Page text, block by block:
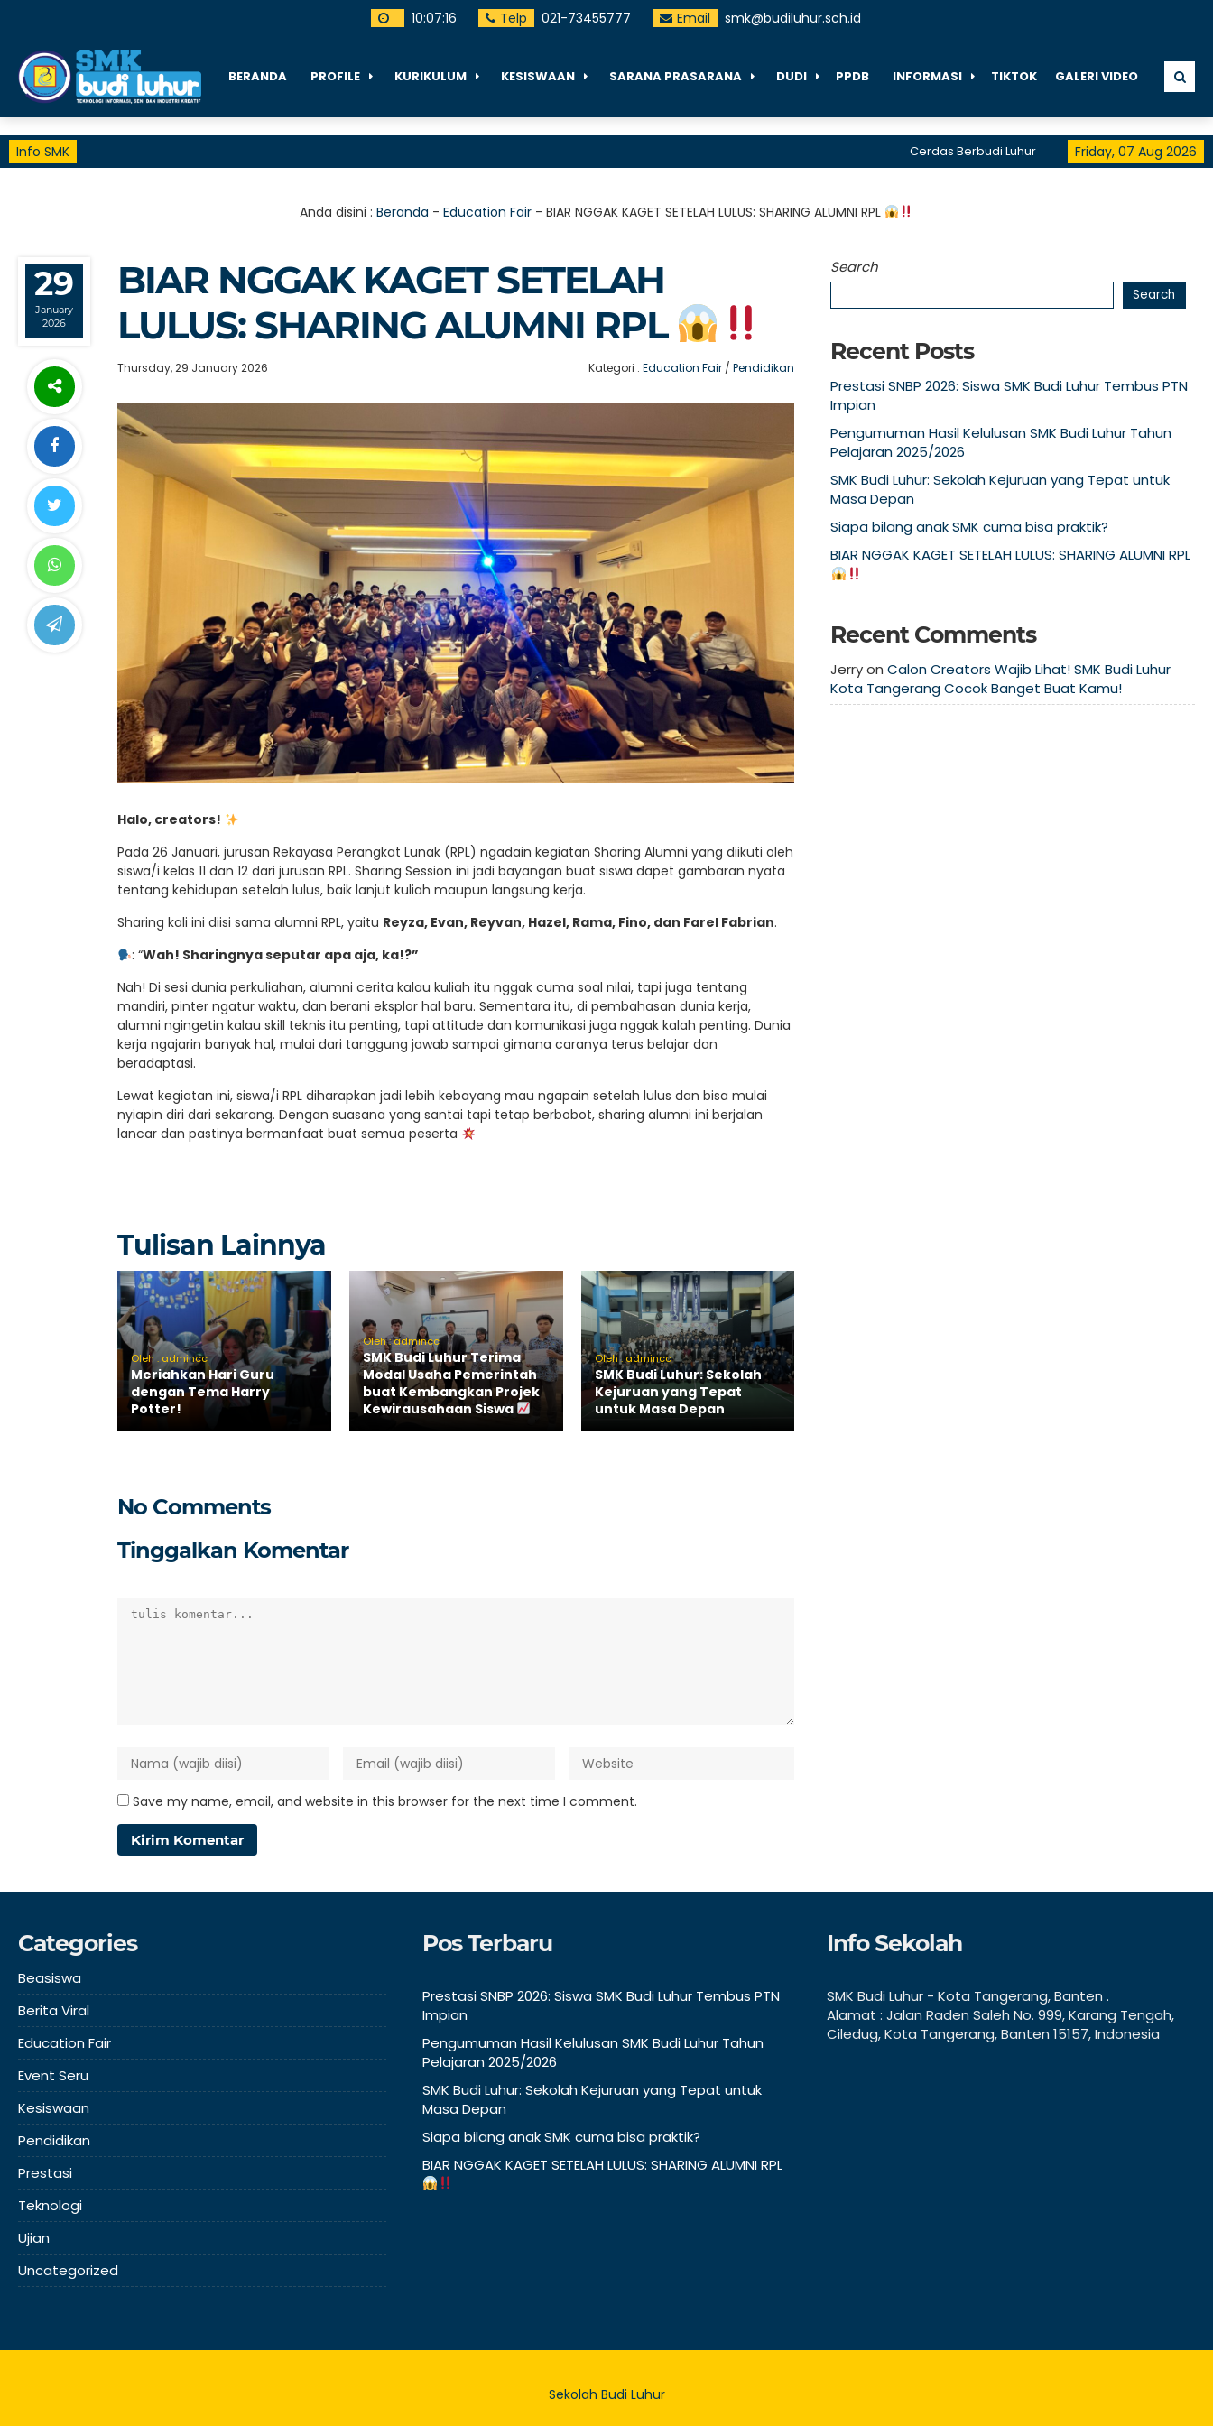
10:07:17 Telp 021-73455777 Email smk@budiluhur.sch.id
BERANDA PROFILE KURIKULUM KESISWAAN SARANA PRASARANA DUDI PPDB INFORMASI TIKTOK GALERI VIDEO
Info SMK Friday, 07 Aug 2026
Cerdas Berbudi Luhur
" BE THE FIRST, BE THE
telah menerima akreditasi A hingga 2028
Anda disini :Beranda -Education Fair -BIAR NGGAK KAGET SETELAH LULUS: SHARING ALUMNI RPL
29
January
2026
BIAR NGGAK KAGET SETELAH
LULUS: SHARING ALUMNI RPL
Thursday, 29 January 2026 Kategori :Education Fair /Pendidikan
Halo, creators!
Pada 26 Januari, jurusan Rekayasa Perangkat Lunak (RPL) ngadain kegiatan Sharing Alumni yang diikuti oleh
siswa/i kelas 11 dan 12 dari jurusan RPL. Sharing Session ini jadi bayangan buat siswa dapet gambaran nyata
tentang kehidupan setelah lulus, baik lanjut kuliah maupun langsung kerja.
Sharing kali ini diisi sama alumni RPL, yaitu Reyza, Evan, Reyvan, Hazel, Rama, Fino, dan Farel Fabrian.
: “Wah! Sharingnya seputar apa aja, ka!?”
Nah! Di sesi dunia perkuliahan, alumni cerita kalau kuliah itu nggak cuma soal nilai, tapi juga tentang
mandiri, pinter ngatur waktu, dan berani eksplor hal baru. Sementara itu, di pembahasan dunia kerja,
alumni ngingetin kalau skill teknis itu penting, tapi attitude dan komunikasi juga nggak kalah penting. Dunia
kerja ngajarin banyak hal, mulai dari tanggung jawab sampai gimana caranya terus belajar dan
beradaptasi.
Lewat kegiatan ini, siswa/i RPL diharapkan jadi lebih kebayang mau ngapain setelah lulus dan bisa mulai
nyiapin diri dari sekarang. Dengan suasana yang santai tapi tetap berbobot, sharing alumni ini berjalan
lancar dan pastinya bermanfaat buat semua peserta
Tulisan Lainnya
Oleh : admincc
Meriahkan Hari Guru
dengan Tema Harry
Potter!
Oleh : admincc
SMK Budi Luhur Terima
Modal Usaha Pemerintah
buat Kembangkan Projek
Kewirausahaan Siswa
Oleh : admincc
SMK Budi Luhur: Sekolah
Kejuruan yang Tepat
untuk Masa Depan
No Comments
Tinggalkan Komentar
Save my name, email, and website in this browser for the next time I comment.
Search
Search
Recent Posts
Prestasi SNBP 2026: Siswa SMK Budi Luhur Tembus PTN
Impian
Pengumuman Hasil Kelulusan SMK Budi Luhur Tahun
Pelajaran 2025/2026
SMK Budi Luhur: Sekolah Kejuruan yang Tepat untuk
Masa Depan
Siapa bilang anak SMK cuma bisa praktik?
BIAR NGGAK KAGET SETELAH LULUS: SHARING ALUMNI RPL
Recent Comments
JerryonCalon Creators Wajib Lihat! SMK Budi Luhur
Kota Tangerang Cocok Banget Buat Kamu!
Categories
Beasiswa
Berita Viral
Education Fair
Event Seru
Kesiswaan
Pendidikan
Prestasi
Teknologi
Ujian
Uncategorized
Pos Terbaru
Prestasi SNBP 2026: Siswa SMK Budi Luhur Tembus PTN
Impian
Pengumuman Hasil Kelulusan SMK Budi Luhur Tahun
Pelajaran 2025/2026
SMK Budi Luhur: Sekolah Kejuruan yang Tepat untuk
Masa Depan
Siapa bilang anak SMK cuma bisa praktik?
BIAR NGGAK KAGET SETELAH LULUS: SHARING ALUMNI RPL
Info Sekolah
SMK Budi Luhur - Kota Tangerang, Banten .
Alamat : Jalan Raden Saleh No. 999, Karang Tengah,
Ciledug, Kota Tangerang, Banten 15157, Indonesia
Sekolah Budi Luhur